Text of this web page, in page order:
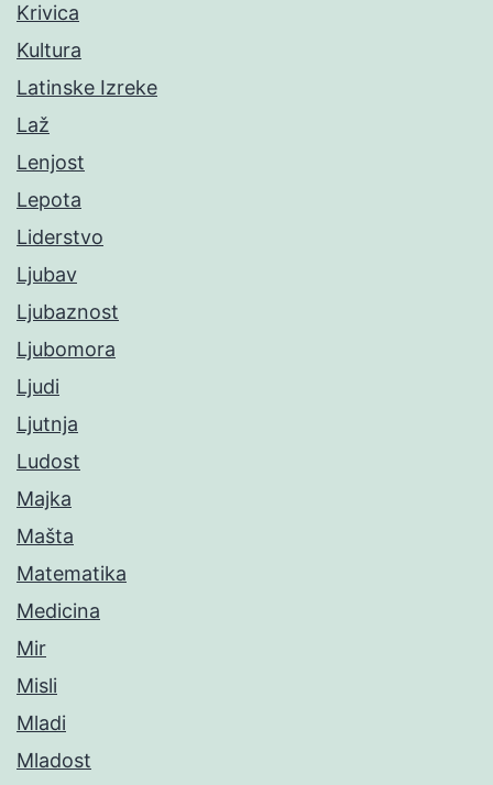
Krivica
Kultura
Latinske Izreke
Laž
Lenjost
Lepota
Liderstvo
Ljubav
Ljubaznost
Ljubomora
Ljudi
Ljutnja
Ludost
Majka
Mašta
Matematika
Medicina
Mir
Misli
Mladi
Mladost